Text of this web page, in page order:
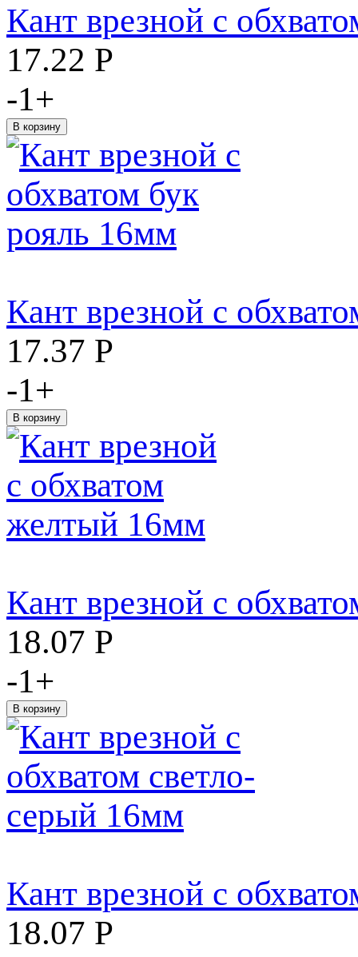
Кант врезной с
17.22 Р
-1+
Кант врезной с
17.37 Р
-1+
Кант врезной с
18.07 Р
-1+
Кант врезной с
18.07 Р